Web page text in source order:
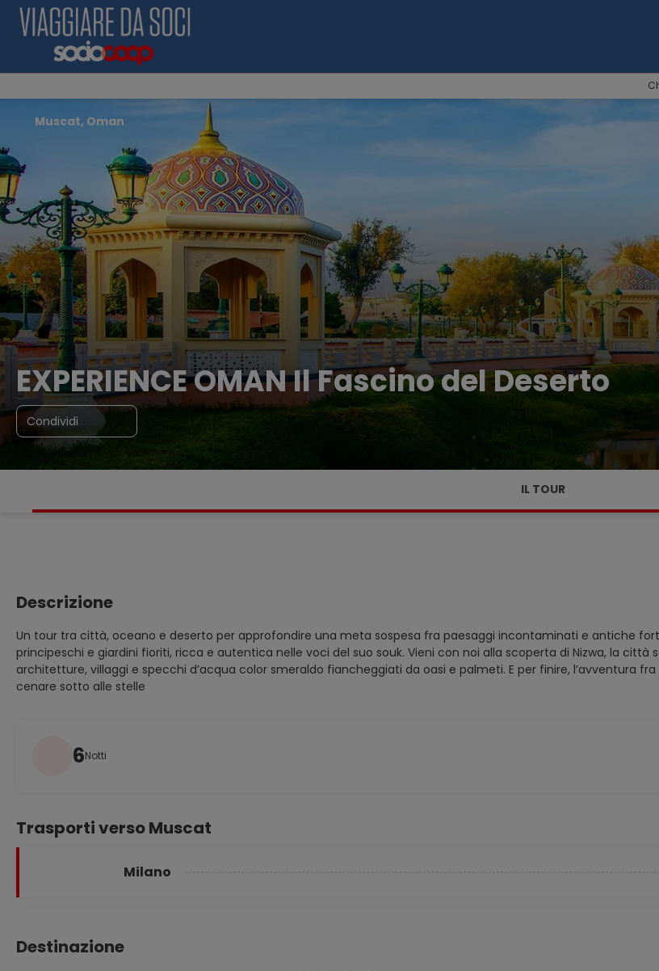
EXPERIENCE OMAN Il Fascino del Deserto
Condividi
Muscat, Oman
IL TOUR
Descrizione
Un tour tra città, oceano e deserto per approfondire una meta sospesa fra paesaggi incontaminati e antiche
principeschi e giardini fioriti, ricca e autentica nelle voci del suo souk. Vieni con noi alla scoperta di Nizwa, la
architetture, villaggi e specchi d’acqua color smeraldo fiancheggiati da oasi e palmeti. E per finire, l’avventura
cenare sotto alle stelle
6Notti
Trasporti verso Muscat
Milano
Destinazione